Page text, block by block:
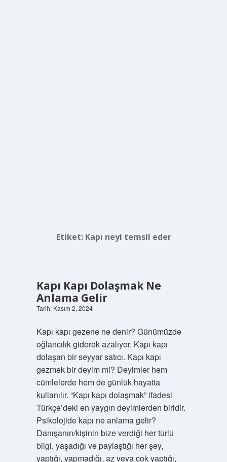
Etiket: Kapı neyi temsil eder
Kapı Kapı Dolaşmak Ne
Anlama Gelir
Tarih: Kasım 2, 2024
Kapı kapı gezene ne denir? Günümüzde
oğlancılık giderek azalıyor. Kapı kapı
dolaşan bir seyyar satıcı. Kapı kapı
gezmek bir deyim mi? Deyimler hem
cümlelerde hem de günlük hayatta
kullanılır. “Kapı kapı dolaşmak” ifadesi
Türkçe’deki en yaygın deyimlerden biridir.
Psikolojide kapı ne anlama gelir?
Danışanın/kişinin bize verdiği her türlü
bilgi, yaşadığı ve paylaştığı her şey,
yaptığı, yapmadığı, az veya çok yaptığı,